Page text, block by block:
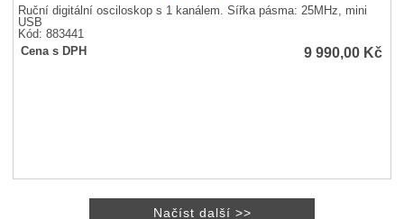
Ruční digitální osciloskop s 1 kanálem. Šířka pásma: 25MHz, mini
USB
Kód: 883441
Cena s DPH
9 990,00 Kč